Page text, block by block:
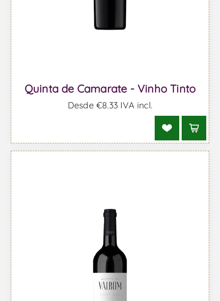
Quinta de Camarate - Vinho Tinto
Desde €8,33 IVA incl.